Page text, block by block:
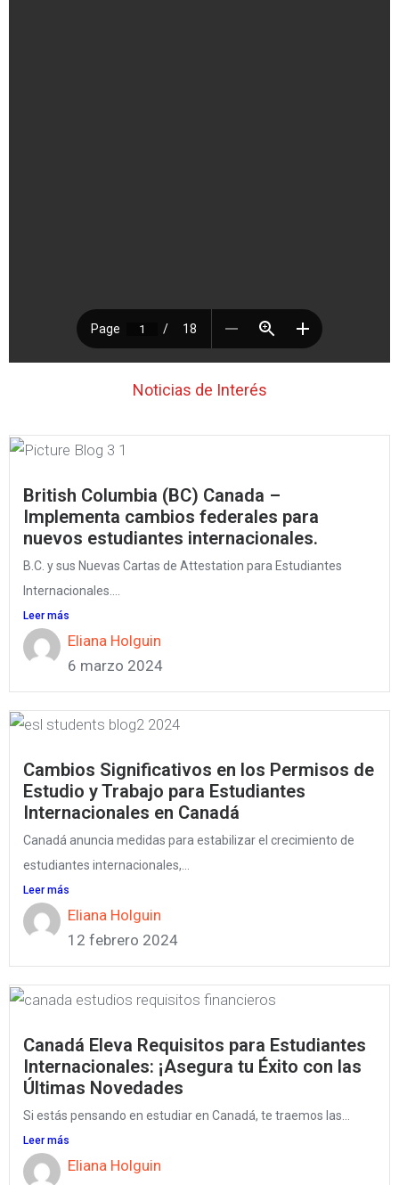
Noticias de Interés
British Columbia (BC) Canada –
Implementa cambios federales para
nuevos estudiantes internacionales.
B.C. y sus Nuevas Cartas de Attestation para Estudiantes
Internacionales....
Leer más
Eliana Holguin
6 marzo 2024
Cambios Significativos en los Permisos de
Estudio y Trabajo para Estudiantes
Internacionales en Canadá
Canadá anuncia medidas para estabilizar el crecimiento de
estudiantes internacionales,...
Leer más
Eliana Holguin
12 febrero 2024
Canadá Eleva Requisitos para Estudiantes
Internacionales: ¡Asegura tu Éxito con las
Últimas Novedades
Si estás pensando en estudiar en Canadá, te traemos las...
Leer más
Eliana Holguin